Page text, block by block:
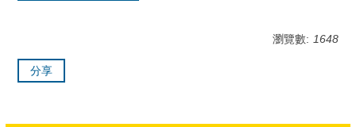
瀏覽數: 1648
分享